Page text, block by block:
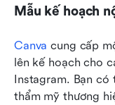
Mẫu kế hoạch
Canva cung cấp
lên kế hoạch cho
Instagram. Bạn có
thẩm mỹ thương